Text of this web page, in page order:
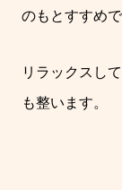
のもとすすめで
リラックスし
も整います。